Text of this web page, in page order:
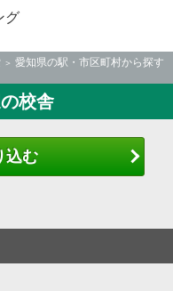
グ
愛知県の駅・市区町村から探す
校舎
込む